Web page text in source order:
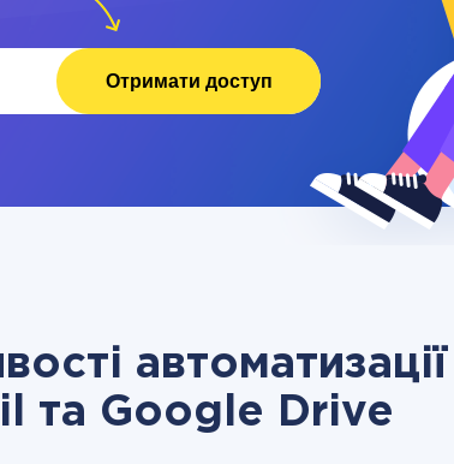
Отримати доступ
автоматизації
та Google Drive